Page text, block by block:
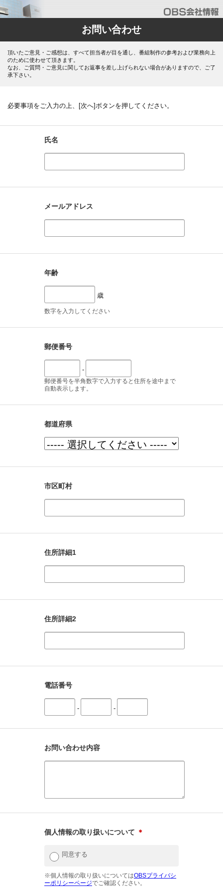
お問い合わせ
頂いたご意見・ご感想は、すべて担当者が目を通し、番組制作の参考および業務向上
のために使わせて頂きます。
なお、ご質問・ご意見に関してお返事を差し上げられない場合がありますので、ご了
承下さい。
必要事項をご入力の上、[次へ]ボタンを押してください。
氏名
メールアドレス
年齢
歳
数字を入力してください
郵便番号
-
郵便番号を半角数字で入力すると住所を途中まで
自動表示します。
都道府県
市区町村
住所詳細1
住所詳細2
電話番号
- -
お問い合わせ内容
個人情報の取り扱いについて ＊
同意する
※個人情報の取り扱いについてはOBSプライバシ
ーポリシーページでご確認ください。